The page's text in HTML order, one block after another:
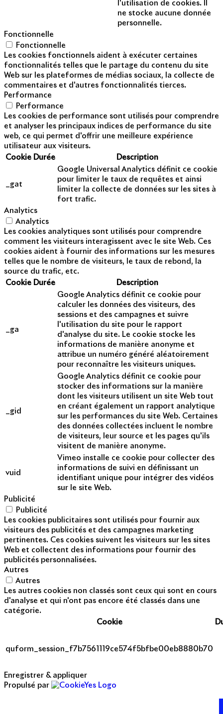
l'utilisation de cookies. Il
ne stocke aucune donnée
personnelle.
Fonctionnelle
Fonctionnelle
Les cookies fonctionnels aident à exécuter certaines
fonctionnalités telles que le partage du contenu du site
Web sur les plateformes de médias sociaux, la collecte de
commentaires et d'autres fonctionnalités tierces.
Performance
Performance
Les cookies de performance sont utilisés pour comprendre
et analyser les principaux indices de performance du site
web, ce qui permet d'offrir une meilleure expérience
utilisateur aux visiteurs.
Cookie Durée Description
_gat
Google Universal Analytics définit ce cookie
pour limiter le taux de requêtes et ainsi
limiter la collecte de données sur les sites à
fort trafic.
Analytics
Analytics
Les cookies analytiques sont utilisés pour comprendre
comment les visiteurs interagissent avec le site Web. Ces
cookies aident à fournir des informations sur les mesures
telles que le nombre de visiteurs, le taux de rebond, la
source du trafic, etc.
Cookie Durée Description
_ga
Google Analytics définit ce cookie pour
calculer les données des visiteurs, des
sessions et des campagnes et suivre
l'utilisation du site pour le rapport
d'analyse du site. Le cookie stocke les
informations de manière anonyme et
attribue un numéro généré aléatoirement
pour reconnaître les visiteurs uniques.
_gid
Google Analytics définit ce cookie pour
stocker des informations sur la manière
dont les visiteurs utilisent un site Web tout
en créant également un rapport analytique
sur les performances du site Web. Certaines
des données collectées incluent le nombre
de visiteurs, leur source et les pages qu'ils
visitent de manière anonyme.
vuid
Vimeo installe ce cookie pour collecter des
informations de suivi en définissant un
identifiant unique pour intégrer des vidéos
sur le site Web.
Publicité
Publicité
Les cookies publicitaires sont utilisés pour fournir aux
visiteurs des publicités et des campagnes marketing
pertinentes. Ces cookies suivent les visiteurs sur les sites
Web et collectent des informations pour fournir des
publicités personnalisées.
Autres
Autres
Les autres cookies non classés sont ceux qui sont en cours
d'analyse et qui n'ont pas encore été classés dans une
catégorie.
Cookie
quform_session_f7b7561119ce574f5bfbe00eb8880b70
Enregistrer & appliquer
Propulsé par